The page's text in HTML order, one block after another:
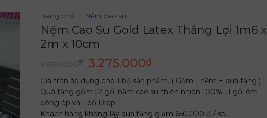
Trang chủ Nệm cao su
Nệm Cao Su Gold Latex Thắng Lợi 1m6 x
2m x 10cm
6.550.000₫ Giá
gốc
là:
6.550.000₫.
3.275.000₫Giá
hiện
tại
là:
3.275.000₫.
Giá trên áp dụng cho 1 bộ sản phẩm. ( Gồm 1 nệm + quà tặng )
Quà tặng gồm : 2 gối nằm cao su thiên nhiên 100% , 1 gối ôm
bông ép và 1 bộ Drap.
Khách hàng không lấy quà tặng giảm 650.000 đ / sp.